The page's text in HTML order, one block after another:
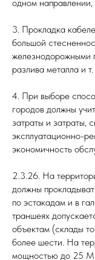
одном
3. Прокладка
большой
железнодорожными
разлива металла и т.
4. При выборе
городов должны
затраты и затраты,
эксплуатационно-
экономичность
2.3.26. На
должны
по эстакадам и в
траншеях
объектам (склады
более шести. На
мощностью до 25